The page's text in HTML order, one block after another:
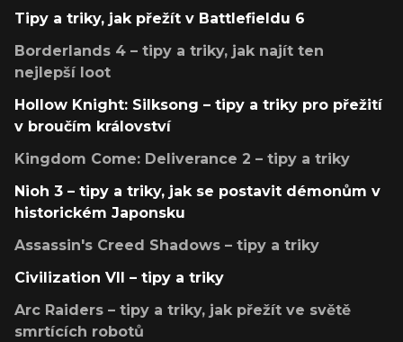
Tipy a triky, jak přežít v Battlefieldu 6
Borderlands 4 – tipy a triky, jak najít ten
nejlepší loot
Hollow Knight: Silksong – tipy a triky pro přežití
v broučím království
Kingdom Come: Deliverance 2 – tipy a triky
Nioh 3 – tipy a triky, jak se postavit démonům v
historickém Japonsku
Assassin's Creed Shadows – tipy a triky
Civilization VII – tipy a triky
Arc Raiders – tipy a triky, jak přežít ve světě
smrtících robotů